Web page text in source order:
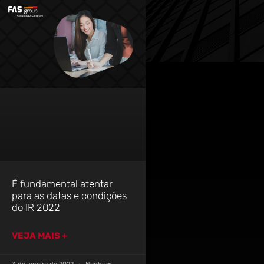
É fundamental atentar
para as datas e condições
do IR 2022
VEJA MAIS +